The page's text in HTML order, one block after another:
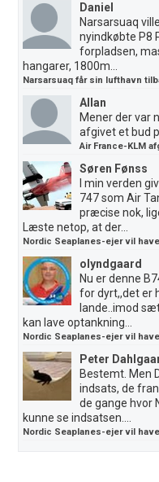
Daniel
Narsarsuaq
nyindkøbte P8
forpladsen,
hangarer, 1800m...
Narsarsuaq får sin lufthavn
Allan
Mener der var
afgivet et bud
Air France-KLM
Søren Fønss
I min verden
747 som Air
præcise nok,
Læste netop, at der...
Nordic Seaplanes-ejer vil
olyndgaard
Nu er denne
for dyrt,,det er
lande..imod
kan lave optankning...
Nordic Seaplanes-ejer vil
Peter
Bestemt. Men
indsats, de
de gange hvor
kunne se indsatsen....
Nordic Seaplanes-ejer vil